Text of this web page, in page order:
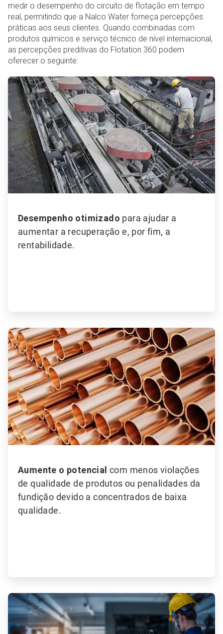
medir o desempenho do circuito de flotação em tempo
real, permitindo que a Nalco Water forneça percepções
práticas aos seus clientes. Quando combinadas com
produtos químicos e serviço técnico de nível internacional,
as percepções preditivas do Flotation 360 podem
oferecer o seguinte:
ArticleTile
6
Desempenho otimizado para ajudar a
aumentar a recuperação e, por fim, a
rentabilidade.
ArticleTile
2
de
6
Aumente o potencial com menos violações
de qualidade de produtos ou penalidades da
fundição devido a concentrados de baixa
qualidade.
ArticleTile
3
de
6